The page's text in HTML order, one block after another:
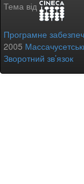
Тема від
Програмне
2005
Зворотний зв’язок